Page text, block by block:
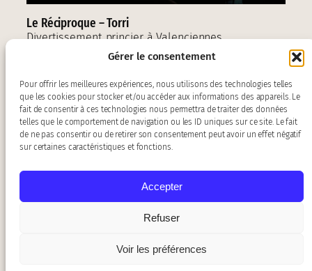
Gérer le consentement
Pour offrir les meilleures expériences, nous utilisons des technologies telles
que les cookies pour stocker et/ou accéder aux informations des appareils. Le
fait de consentir à ces technologies nous permettra de traiter des données
telles que le comportement de navigation ou les ID uniques sur ce site. Le fait
de ne pas consentir ou de retirer son consentement peut avoir un effet négatif
sur certaines caractéristiques et fonctions.
Accepter
Refuser
Voir les préférences
Le Réciproque – Torri
Divertissement princier à Valenciennes
Contact :baroquiades@gmail.com
confidentialité